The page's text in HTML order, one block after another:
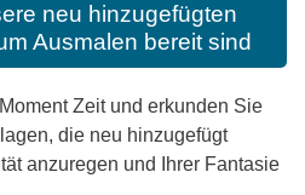
neu hinzugefügten
Ausmalen bereit sind
Zeit und erkunden Sie
die neu hinzugefügt
anzuregen und Ihrer Fantasie